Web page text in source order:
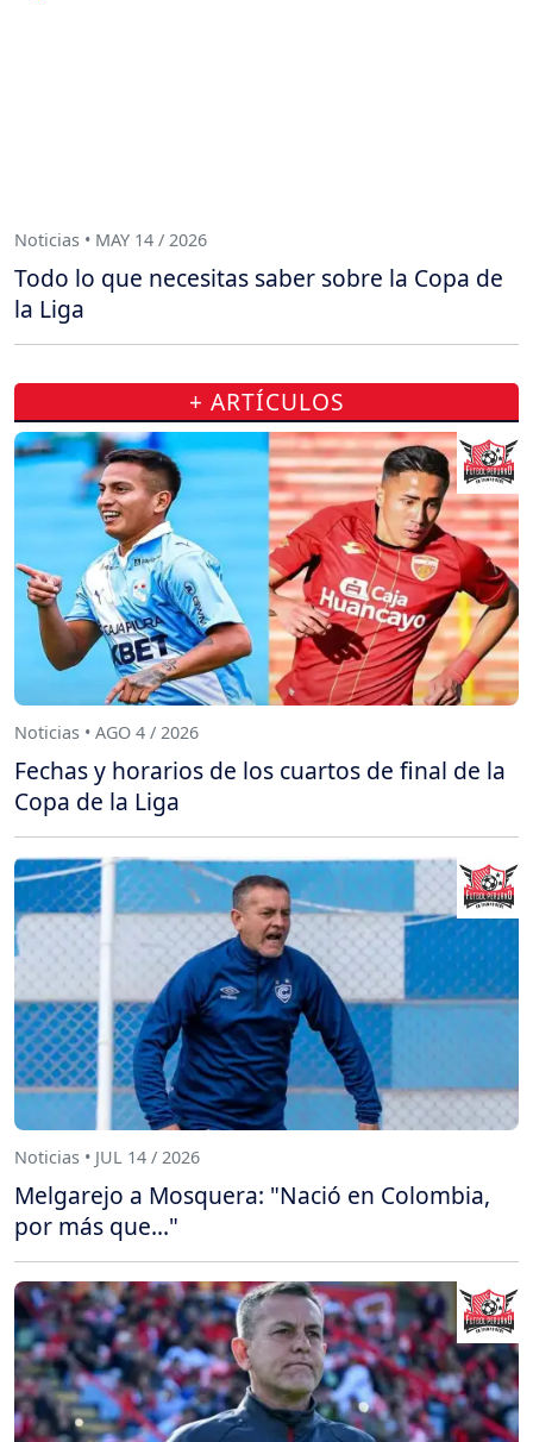
Noticias • MAY 14 / 2026
Todo lo que necesitas saber sobre la Copa de
la Liga
+ ARTÍCULOS
Noticias • AGO 4 / 2026
Fechas y horarios de los cuartos de final de la
Copa de la Liga
Noticias • JUL 14 / 2026
Melgarejo a Mosquera: "Nació en Colombia,
por más que..."